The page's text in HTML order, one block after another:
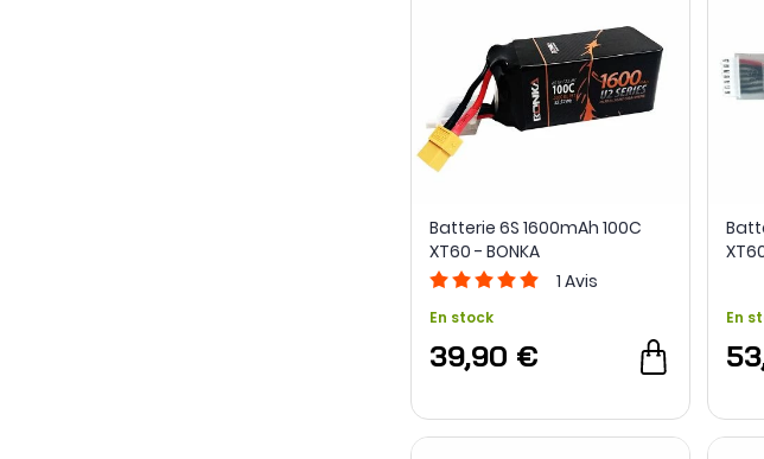
Batterie 6S 1600mAh 100C
XT60 - BONKA
1 Avis
En stock
39,90 €
En